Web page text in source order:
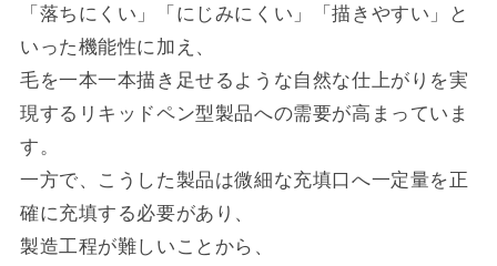
「落ちにくい」「にじみにくい」「描きやすい」と
いった機能性に加え、
毛を一本一本描き足せるような自然な仕上がりを実
現するリキッドペン型製品への需要が高まっていま
す。
一方で、こうした製品は微細な充填口へ一定量を正
確に充填する必要があり、
製造工程が難しいことから、